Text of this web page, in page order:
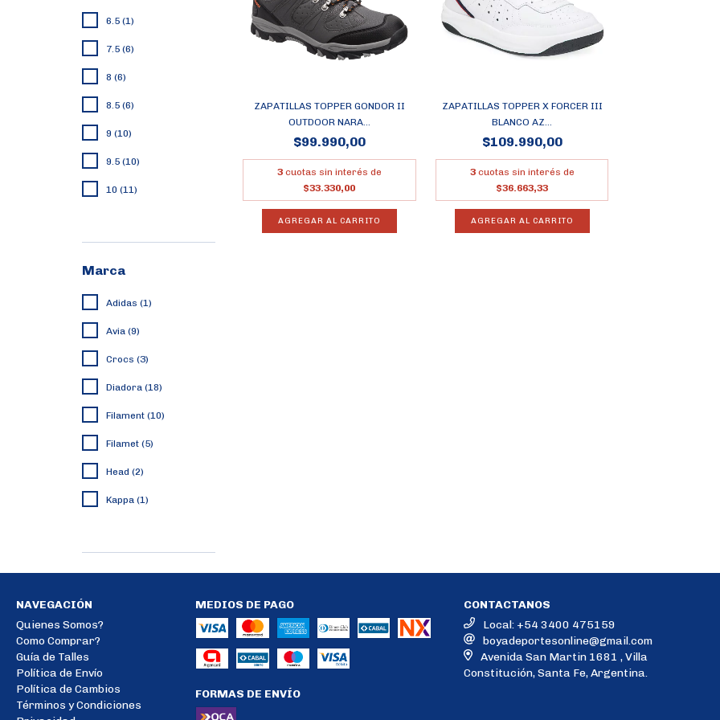
6.5 (1)
7.5 (6)
8 (6)
8.5 (6)
9 (10)
9.5 (10)
10 (11)
Marca
Adidas (1)
Avia (9)
Crocs (3)
Diadora (18)
Filament (10)
Filamet (5)
Head (2)
Kappa (1)
ZAPATILLAS TOPPER GONDOR II
OUTDOOR NARA...
$99.990,00
3 cuotas sin interés de
$33.330,00
AGREGAR AL CARRITO
ZAPATILLAS TOPPER X FORCER III
BLANCO AZ...
$109.990,00
3 cuotas sin interés de
$36.663,33
AGREGAR AL CARRITO
NAVEGACIÓN
Quienes Somos?
Como Comprar?
Guía de Talles
Política de Envío
Política de Cambios
Términos y Condiciones
MEDIOS DE PAGO
FORMAS DE ENVÍO
CONTACTANOS
Local: +54 3400 475159
boyadeportesonline@gmail.com
Avenida San Martin 1681 , Villa
Constitución, Santa Fe, Argentina.